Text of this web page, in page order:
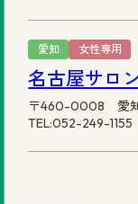
愛知 女性専用
名古屋サロ
〒460-0008 愛知
TEL:052-249-1155